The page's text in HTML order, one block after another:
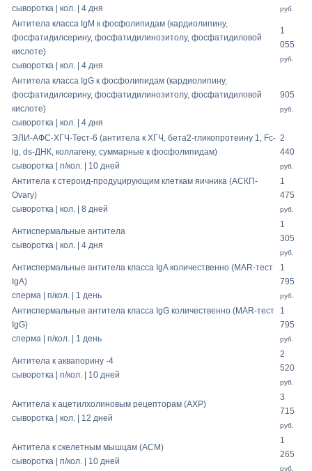
сыворотка | кол. | 4 дня
руб.
Антитела класса IgМ к фосфолипидам (кардиолипину,
фосфатидилсерину, фосфатидилинозитолу, фосфатидиловой
кислоте)
сыворотка | кол. | 4 дня
1
055
руб.
Антитела класса IgG к фосфолипидам (кардиолипину,
фосфатидилсерину, фосфатидилинозитолу, фосфатидиловой
кислоте)
сыворотка | кол. | 4 дня
905
руб.
ЭЛИ-АФС-ХГЧ-Тест-6 (антитела к ХГЧ, бета2-гликопротеину 1, Fc-
lg, ds-ДНК, коллагену, суммарные к фосфолипидам)
сыворотка | п/кол. | 10 дней
2
440
руб.
Антитела к стероид-продуцирующим клеткам яичника (АСКП-
Ovary)
сыворотка | кол. | 8 дней
1
475
руб.
Антиспермальные антитела
сыворотка | кол. | 4 дня
1
305
руб.
Антиспермальные антитела класса IgA количественно (MAR-тест
IgA)
сперма | п/кол. | 1 день
1
795
руб.
Антиспермальные антитела класса IgG количественно (MAR-тест
IgG)
сперма | п/кол. | 1 день
1
795
руб.
Антитела к аквапорину -4
сыворотка | п/кол. | 10 дней
2
520
руб.
Антитела к ацетилхолиновым рецепторам (АХР)
сыворотка | кол. | 12 дней
3
715
руб.
Антитела к скелетным мышцам (АСМ)
сыворотка | п/кол. | 10 дней
1
265
руб.